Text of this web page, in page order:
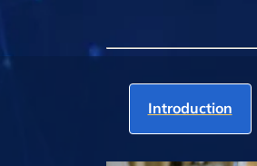
Introduction